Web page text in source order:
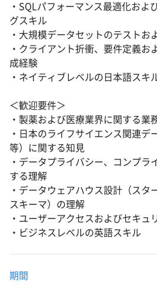
・SQLパフォーマンス最適化およ
グスキル
・大規模データセットのテストお
・クライアント折衝、要件定義お
成経験
・ネイティブレベルの日本語スキ
＜歓迎要件＞
・製薬および医療業界に関する業
・日本のライフサイエンス関連デ
等）に関する知見
・データプライバシー、コンプラ
する理解
・データウェアハウス設計（スタ
スキーマ）の理解
・ユーザーアクセスおよびセキュ
・ビジネスレベルの英語スキル
期間